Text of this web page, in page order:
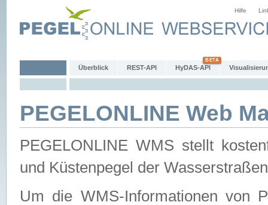
Hilfe
Überblick REST-API HyDAS-API
PEGELONLINE Web
PEGELONLINE WMS stellt
und Küstenpegel der
Um die WMS-Informationen von